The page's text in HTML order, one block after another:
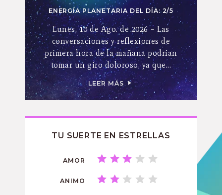
ENERGÍA PLANETARIA DEL DÍA: 2/5
Lunes, 10 de Ago. de 2026 – Las
conversaciones y reflexiones de
primera hora de la mañana podrían
tomar un giro doloroso, ya que...
LEER MÁS
TU SUERTE EN ESTRELLAS
AMOR
ANIMO